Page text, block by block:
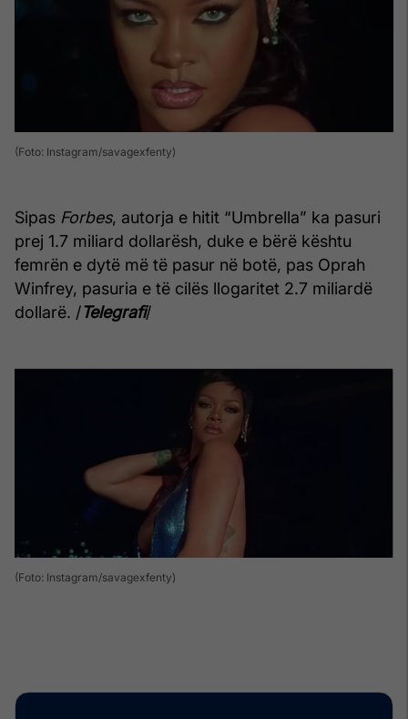
(Foto: Instagram/savagexfenty)
Sipas Forbes, autorja e hitit “Umbrella” ka pasuri
prej 1.7 miliard dollarësh, duke e bërë kështu
femrën e dytë më të pasur në botë, pas Oprah
Winfrey, pasuria e të cilës llogaritet 2.7 miliardë
dollarë. /Telegrafi/
(Foto: Instagram/savagexfenty)